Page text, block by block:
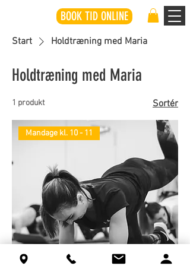
BOOK TID ONLINE
Start Holdtræning med Maria
Holdtræning med Maria
1 produkt Sortér
Mandage kl. 10 - 11